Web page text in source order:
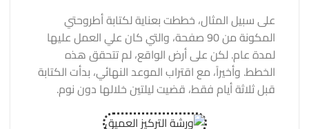
على سبيل المثال، خططت بعناية لكتابة أطروحتي
المكونة من 90 صفحة، والتي كان علي العمل عليها
لمدة عام. لكن على أرض الواقع، لم تتحقق هذه
الخطط. وأخيراً، مع اقتراب الموعد النهائي، بدأت الكتابة
قبل ثلاثة أيام فقط، قضيت ليلتين خلالها دون نوم.